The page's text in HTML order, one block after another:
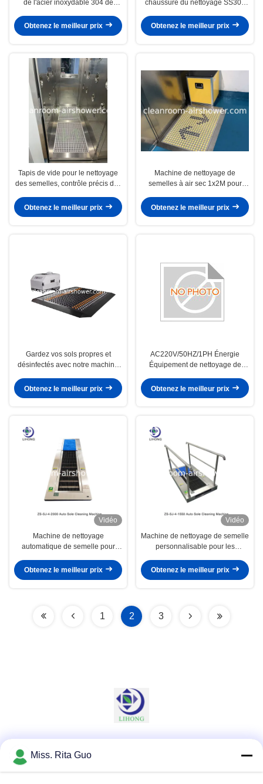
de l'acier inoxydable 304 de
Obtenez le meilleur prix
chaussure du nettoyage SS304
Obtenez le meilleur prix
Tapis de vide pour le nettoyage
des semelles, contrôle précis des
des chaussures
Obtenez le meilleur prix
Machine de nettoyage de
semelles à air sec 1x2M pour
Obtenez le meilleur prix
Gardez vos sols propres et
désinfectés avec notre machine
premier ordre
Obtenez le meilleur prix
AC220V/50HZ/1PH Énergie
Équipement de nettoyage de
un nettoyage rapide et efficace
Obtenez le meilleur prix
Vidéo
Machine de nettoyage
automatique de semelle pour
Obtenez le meilleur prix
Vidéo
Machine de nettoyage de semelle
personnalisable pour les
Obtenez le meilleur prix
1 2 3
Les réseaux sociaux
Miss. Rita Guo